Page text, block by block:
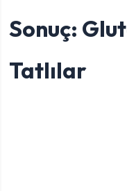
Sonuç:
Tatlılar